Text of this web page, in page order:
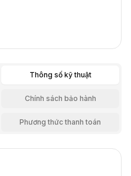
Thông số kỹ thuật
Chính sách bảo hành
Phương thức thanh toán